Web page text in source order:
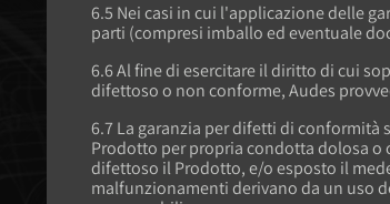
6.5 Nei casi in cui l'applicazione delle
parti (compresi imballo ed eventuale
6.6 Al fine di esercitare il diritto di cui
difettoso o non conforme, Audes
6.7 La garanzia per difetti di conformità
Prodotto per propria condotta dolosa o
difettoso il Prodotto, e/o esposto il
malfunzionamenti derivano da un uso